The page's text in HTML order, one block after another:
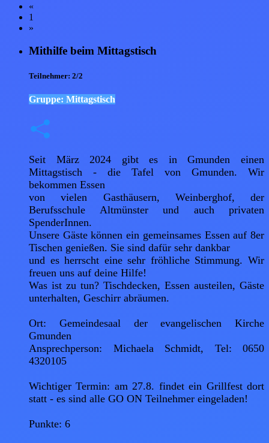
«
1
»
Mithilfe beim Mittagstisch
Teilnehmer: 2/2
Gruppe: Mittagstisch
Seit März 2024 gibt es in Gmunden einen
Mittagstisch - die Tafel von Gmunden. Wir
bekommen Essen
von vielen Gasthäusern, Weinberghof, der
Berufsschule Altmünster und auch privaten
SpenderInnen.
Unsere Gäste können ein gemeinsames Essen auf 8er
Tischen genießen. Sie sind dafür sehr dankbar
und es herrscht eine sehr fröhliche Stimmung. Wir
freuen uns auf deine Hilfe!
Was ist zu tun? Tischdecken, Essen austeilen, Gäste
unterhalten, Geschirr abräumen.
Ort: Gemeindesaal der evangelischen Kirche
Gmunden
Ansprechperson: Michaela Schmidt, Tel: 0650
4320105
Wichtiger Termin: am 27.8. findet ein Grillfest dort
statt - es sind alle GO ON Teilnehmer eingeladen!
Punkte: 6